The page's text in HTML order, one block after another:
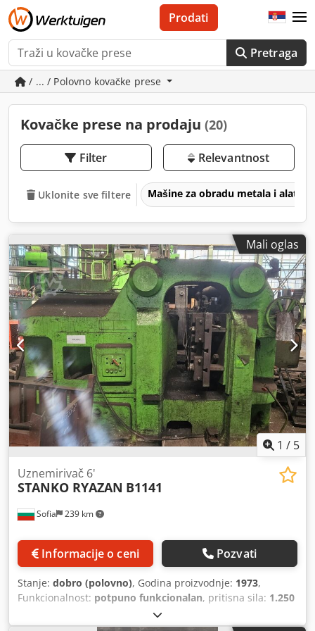
Pretraga
Prodati
/ ... / Polovno kovačke prese
Kovačke prese na prodaju (20)
Filter Relevantnost
Uklonite sve filtere Mašine za obradu metala i alatne
Mali oglas
1 / 5
Sofia 239 km
Uznemirivač 6'
STANKO RYAZAN B1141
Informacije o ceni Pozvati
Stanje: dobro (polovno), Godina proizvodnje: 1973,
Funkcionalnost: potpuno funkcionalan, pritisna sila: 1.250
, širina stola:
820 mm, dubina grla:700 mm, ukupna dužina:6.400 mm,